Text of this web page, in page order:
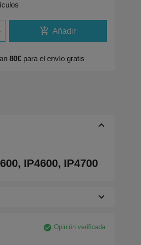
add_shopping_cart Añadir
80€para el envío gratis
keyboard_arrow_up
IP4600, IP4700
keyboard_arrow_down
check_circle Opinión verificada